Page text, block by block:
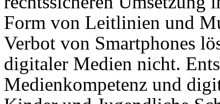
Form von Leitlinien und
Verbot von Smartphones
digitaler Medien nicht.
Medienkompetenz und